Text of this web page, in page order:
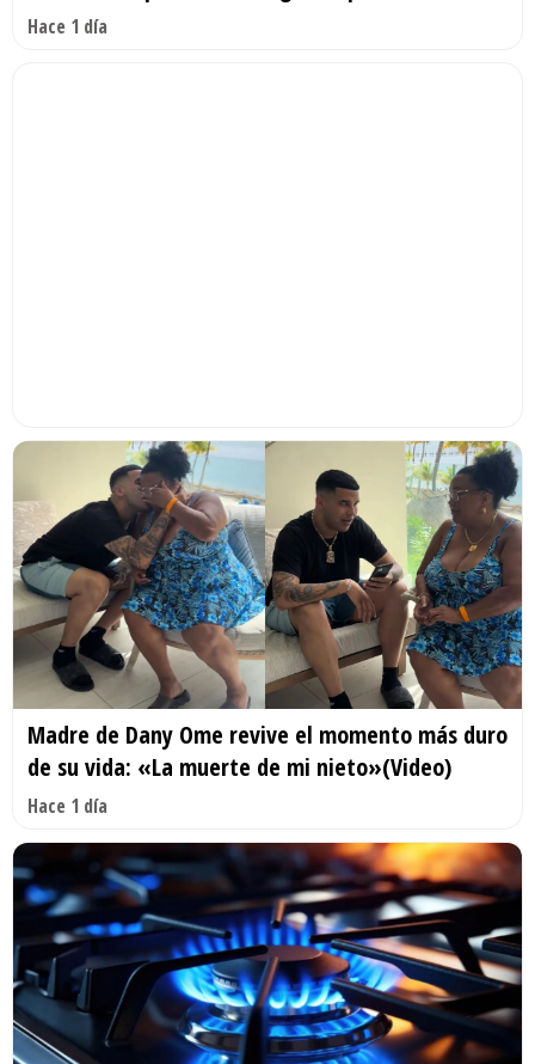
Hace 1 día
Madre de Dany Ome revive el momento más duro
de su vida: «La muerte de mi nieto»(Video)
Hace 1 día